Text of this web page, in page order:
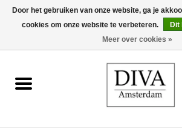
Oorbellen
Door het gebruiken van onze website, ga je
cookies om onze website te verbeteren.
Dit
Meer over cookies »